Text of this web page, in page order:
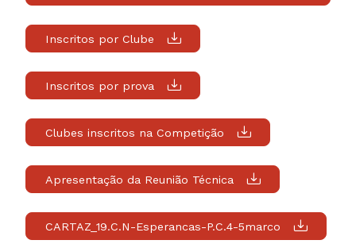
Inscritos por Clube
Inscritos por prova
Clubes inscritos na Competição
Apresentação da Reunião Técnica
CARTAZ_19.C.N-Esperancas-P.C.4-5marco